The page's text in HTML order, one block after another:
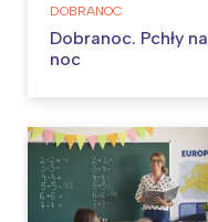
DOBRANOC
Dobranoc. Pchły na
noc